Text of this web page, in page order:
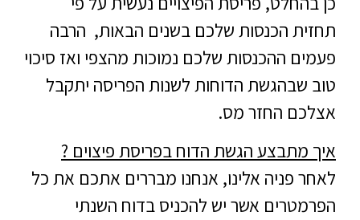
תחזית הכנסות שלכם בשנים הבאות, הרבה
פעמים ההכנסות שלכם נמוכות מהצפי ואז סיכוי
טוב שבהגשת הדוחות לשנות הפריסה יתקבל
אצלכם החזר מס.
איך מתבצע הגשת הדוח בפריסת פיצוים ?
לאחר פניה אלינו, אנחנו מבררים אתכם את כל
הפרמטרים אשר יש להכניס בדוח השנתי